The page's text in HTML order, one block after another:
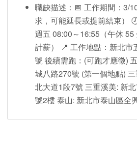
職缺描述：📅 工作期間：3/
求，可能延長或提前結束）
週五 08:00～16:55（午休
計薪） 📍 工作地點：新北市
號 後續需跑：(可跑才應徵)
城八路270號 (第一個地點)
北大道1段7號 三重溪美: 新
號2樓 泰山: 新北市泰山區全